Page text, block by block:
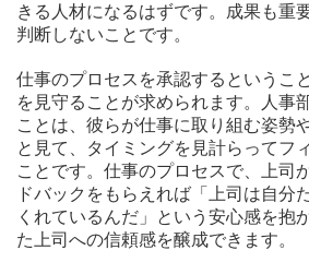
きる人材になるはずです。成果も重
判断しないことです。
仕事のプロセスを承認するというこ
を見守ることが求められます。人事
ことは、彼らが仕事に取り組む姿勢
と見て、タイミングを見計らってフ
ことです。仕事のプロセスで、上司
ドバックをもらえれば「上司は自分
くれているんだ」という安心感を抱
た上司への信頼感を醸成できます。